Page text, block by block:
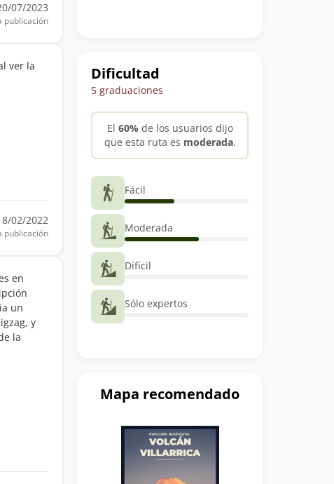
Dificultad
5 graduaciones
El 60% de los usuarios dijo
que esta ruta es moderada.
Fácil
Moderada
Difícil
Sólo expertos
Mapa recomendado
07/2023
publicación
ver la
02/2022
publicación
en
un
y
la